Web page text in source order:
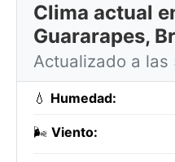
Clima actual
Guararapes,
Actualizado a las
💧 Humedad:
🌬️ Viento: